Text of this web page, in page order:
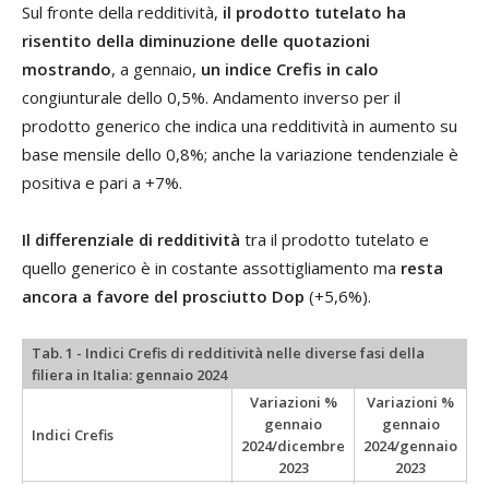
Sul fronte della redditività, il prodotto tutelato ha
risentito della diminuzione delle quotazioni
mostrando, a gennaio, un indice Crefis in calo
congiunturale dello 0,5%. Andamento inverso per il
prodotto generico che indica una redditività in aumento su
base mensile dello 0,8%; anche la variazione tendenziale è
positiva e pari a +7%.
Il differenziale di redditività tra il prodotto tutelato e
quello generico è in costante assottigliamento ma resta
ancora a favore del prosciutto Dop (+5,6%).
Tab. 1 - Indici Crefis di redditività nelle diverse fasi della
filiera in Italia: gennaio 2024
Indici Crefis
Variazioni %
gennaio
2024/dicembre
2023
Variazioni %
gennaio
2024/gennaio
2023